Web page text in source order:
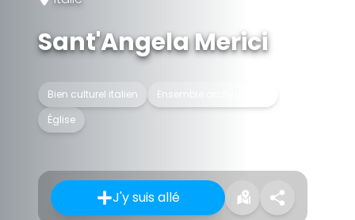
Sant'Angela Merici
Bien culturel italien
Ensemble architectural
Église
J'y suis allé